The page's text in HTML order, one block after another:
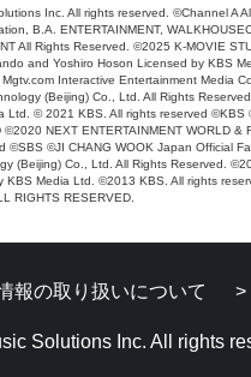
Inc. All rights reserved. ©Channel
B.A. ENTERTAINMENT,
All Rights Reserved. ©2025 K-MOVIE
and Yoshiro Hoson Licensed by KBS
Interactive Entertainment Media
(Beijing) Co., Ltd. All Rights
Ltd. © 2021 KBS. All rights reserved
NEXT ENTERTAINMENT WORLD
©JI CHANG WOOK Japan Official
Co., Ltd. All Rights Reserved.
Media Ltd. ©2013 KBS. All rights
RIGHTS RESERVED.
報の取り扱いについて
Solutions Inc. All rights